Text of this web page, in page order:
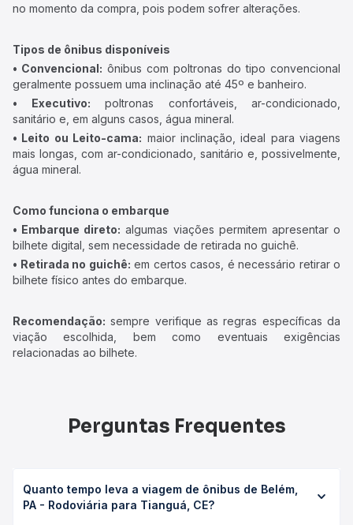
no momento da compra, pois podem sofrer alterações.
Tipos de ônibus disponíveis
• Convencional: ônibus com poltronas do tipo convencional
geralmente possuem uma inclinação até 45º e banheiro.
• Executivo: poltronas confortáveis, ar-condicionado,
sanitário e, em alguns casos, água mineral.
• Leito ou Leito-cama: maior inclinação, ideal para viagens
mais longas, com ar-condicionado, sanitário e, possivelmente,
água mineral.
Como funciona o embarque
• Embarque direto: algumas viações permitem apresentar o
bilhete digital, sem necessidade de retirada no guichê.
• Retirada no guichê: em certos casos, é necessário retirar o
bilhete físico antes do embarque.
Recomendação: sempre verifique as regras específicas da
viação escolhida, bem como eventuais exigências
relacionadas ao bilhete.
Perguntas Frequentes
Quanto tempo leva a viagem de ônibus de Belém,
PA - Rodoviária para Tianguá, CE?